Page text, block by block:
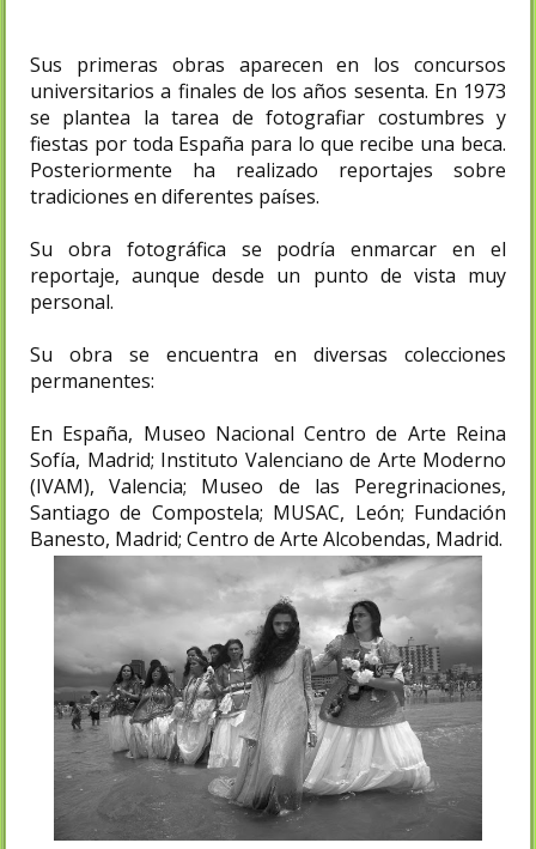
Sus primeras obras aparecen en los concursos
universitarios a finales de los años sesenta. En 1973
se plantea la tarea de fotografiar costumbres y
fiestas por toda España para lo que recibe una beca.
Posteriormente ha realizado reportajes sobre
tradiciones en diferentes países.
Su obra fotográfica se podría enmarcar en el
reportaje, aunque desde un punto de vista muy
personal.
Su obra se encuentra en diversas colecciones
permanentes:
En España, Museo Nacional Centro de Arte Reina
Sofía, Madrid; Instituto Valenciano de Arte Moderno
(IVAM), Valencia; Museo de las Peregrinaciones,
Santiago de Compostela; MUSAC, León; Fundación
Banesto, Madrid; Centro de Arte Alcobendas, Madrid.